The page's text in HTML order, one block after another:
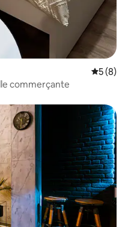
5 (8)
commerçante
appréciés